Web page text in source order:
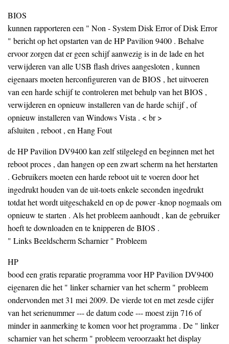
BIOS
kunnen rapporteren een " Non - System Disk Error of Disk Error
" bericht op het opstarten van de HP Pavilion 9400 . Behalve
ervoor zorgen dat er geen schijf aanwezig is in de lade en het
verwijderen van alle USB flash drives aangesloten , kunnen
eigenaars moeten herconfigureren van de BIOS , het uitvoeren
van een harde schijf te controleren met behulp van het BIOS ,
verwijderen en opnieuw installeren van de harde schijf , of
opnieuw installeren van Windows Vista . < br >
afsluiten , reboot , en Hang Fout
de HP Pavilion DV9400 kan zelf stilgelegd en beginnen met het
reboot proces , dan hangen op een zwart scherm na het herstarten
. Gebruikers moeten een harde reboot uit te voeren door het
ingedrukt houden van de uit-toets enkele seconden ingedrukt
totdat het wordt uitgeschakeld en op de power -knop nogmaals om
opnieuw te starten . Als het probleem aanhoudt , kan de gebruiker
hoeft te downloaden en te knipperen de BIOS .
" Links Beeldscherm Scharnier " Probleem
HP
bood een gratis reparatie programma voor HP Pavilion DV9400
eigenaren die het " linker scharnier van het scherm " probleem
ondervonden met 31 mei 2009. De vierde tot en met zesde cijfer
van het serienummer --- de datum code --- moest zijn 716 of
minder in aanmerking te komen voor het programma . De " linker
scharnier van het scherm " probleem veroorzaakt het display